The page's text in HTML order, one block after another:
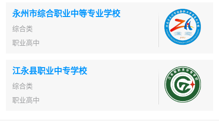
永州市综合职业中等专业学校
综合类
职业高中
江永县职业中专学校
综合类
职业高中